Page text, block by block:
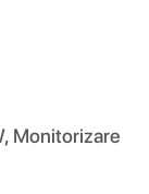
Monitorizare